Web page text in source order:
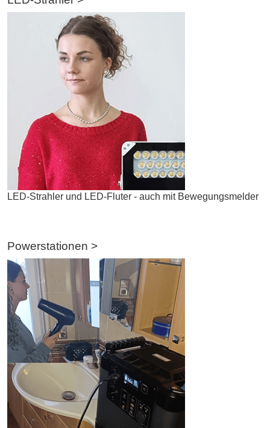
LED-Strahler und LED-Fluter - auch mit Bewegungsmelder
Powerstationen >